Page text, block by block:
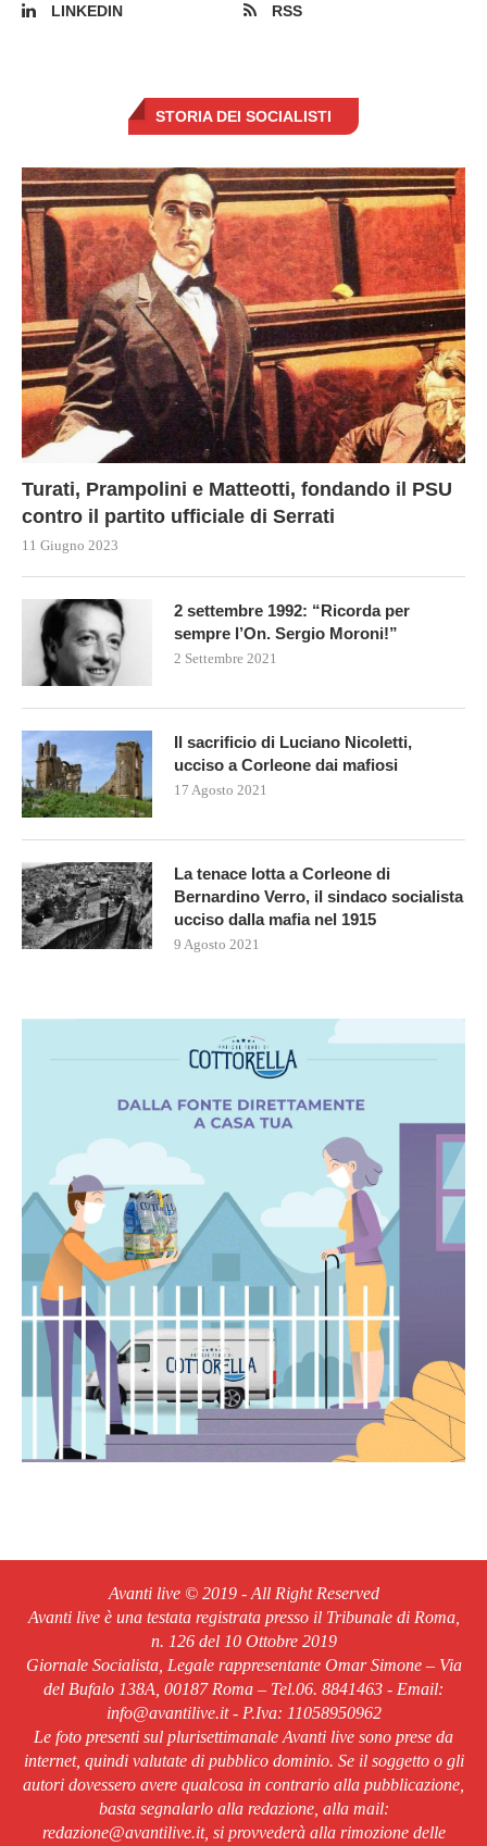
LINKEDIN
RSS
STORIA DEI SOCIALISTI
Turati, Prampolini e Matteotti, fondando il PSU
contro il partito ufficiale di Serrati
11 Giugno 2023
2 settembre 1992: “Ricorda per
sempre l’On. Sergio Moroni!”
2 Settembre 2021
Il sacrificio di Luciano Nicoletti,
ucciso a Corleone dai mafiosi
17 Agosto 2021
La tenace lotta a Corleone di
Bernardino Verro, il sindaco socialista
ucciso dalla mafia nel 1915
9 Agosto 2021
Avanti live © 2019 - All Right Reserved
Avanti live è una testata registrata presso il Tribunale di Roma,
n. 126 del 10 Ottobre 2019
Giornale Socialista, Legale rappresentante Omar Simone – Via
del Bufalo 138A, 00187 Roma – Tel.06. 8841463 - Email:
info@avantilive.it - P.Iva: 11058950962
Le foto presenti sul plurisettimanale Avanti live sono prese da
internet, quindi valutate di pubblico dominio. Se il soggetto o gli
autori dovessero avere qualcosa in contrario alla pubblicazione,
basta segnalarlo alla redazione, alla mail:
redazione@avantilive.it, si provvederà alla rimozione delle